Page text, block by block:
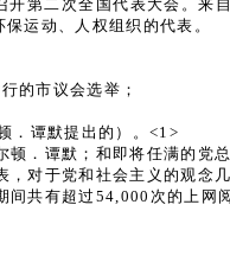
第二次全国代表大会。来
运动、人权组织的代表。
的市议会选举；
．谭默提出的）。<1>
．谭默；和即将任满的党
对于党和社会主义的观念
共有超过54,000次的上网阅